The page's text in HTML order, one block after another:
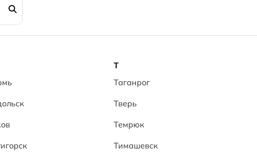
Т
Таганрог
Тверь
Темрюк
Тимашевск